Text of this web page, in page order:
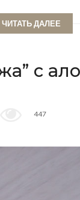
ЧИТАТЬ ДАЛЕЕ
с
447